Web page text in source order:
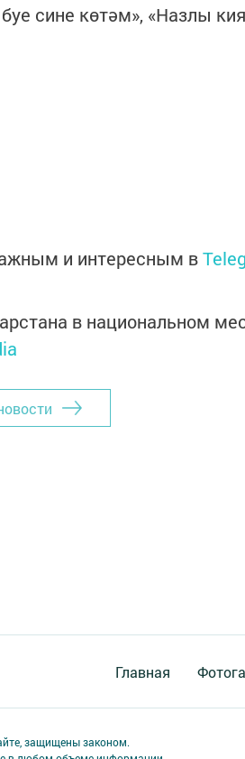
сине көтәм», «Назлы
и интересным в
в национальном
Главная
защищены законом.